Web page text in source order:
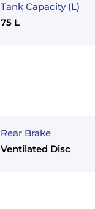
Tank Capacity (L)
75 L
Rear Brake
Ventilated Disc